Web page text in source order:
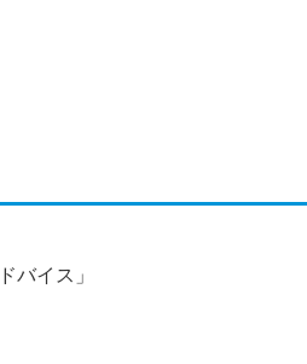
バイス」